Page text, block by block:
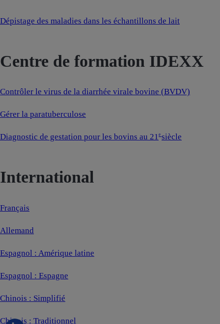
Dépistage des maladies dans les échantillons de lait
Centre de formation IDEXX
Contrôler le virus de la diarrhée virale bovine (BVDV)
Gérer la paratuberculose
Diagnostic de gestation pour les bovins au 21e siècle
International
Français
Allemand
Espagnol : Amérique latine
Espagnol : Espagne
Chinois : Simplifié
Chinois : Traditionnel